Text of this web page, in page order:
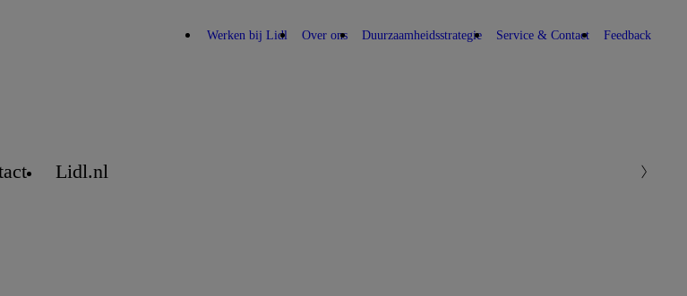
Werken bij Lidl Over ons Duurzaamheidsstrategie Service & Contact Feedback
Lidl.nl